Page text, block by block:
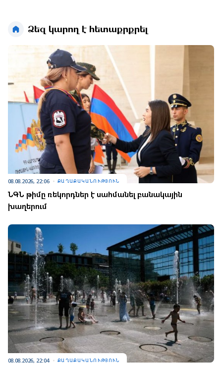
Ձեզ կարող է հետաքրքրել
08.08.2026, 22:06 ՔԱՂԱՔԱԿԱՆՈՒԹՅՈՒՆ
ՆԳՆ թիմը ռեկորդներ է սահմանել բանակային
խաղերում
08.08.2026, 22:04 ՔԱՂԱՔԱԿԱՆՈՒԹՅՈՒՆ